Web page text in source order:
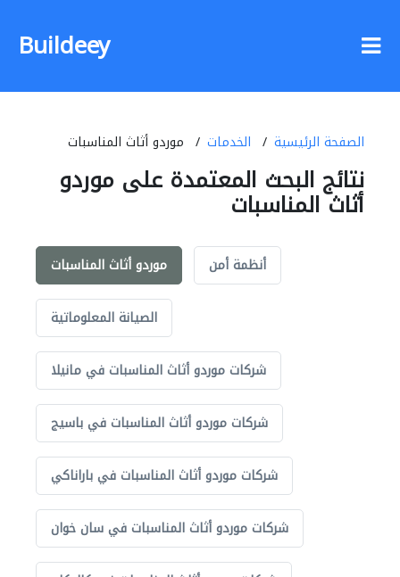
Buildeey
الصفحة الرئيسية الخدمات موردو أثاث المناسبات
نتائج البحث المعتمدة على موردو
أثاث المناسبات
موردو أثاث المناسبات أنظمة أمن
الصيانة المعلوماتية
شركات موردو أثاث المناسبات في مانيلا
شركات موردو أثاث المناسبات في باسيج
شركات موردو أثاث المناسبات في باراناكي
شركات موردو أثاث المناسبات في سان خوان